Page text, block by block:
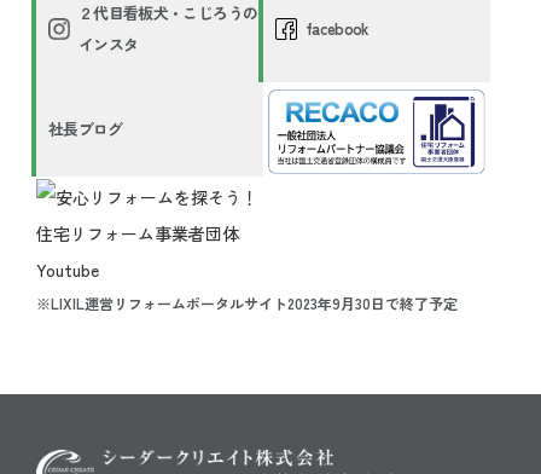
２代目看板犬・こじろうの
インスタ
facebook
社長ブログ
※LIXIL運営リフォームポータルサイト2023年9月30日で終了予定